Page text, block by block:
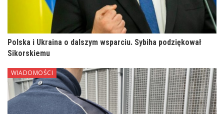
Polska i Ukraina o dalszym wsparciu. Sybiha podziękował
Sikorskiemu
WIADOMOŚCI